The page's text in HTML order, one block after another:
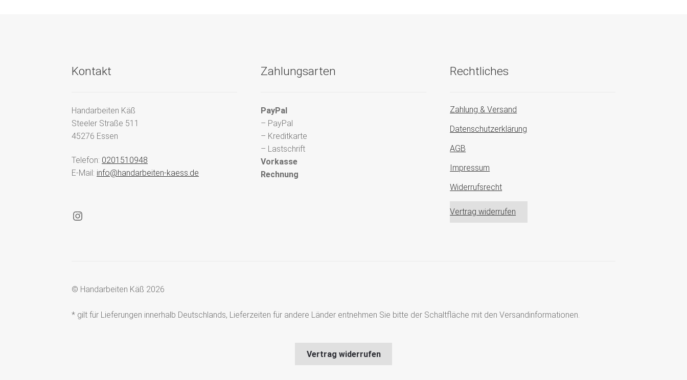
Kontakt
Handarbeiten Käß
Steeler Straße 511
45276 Essen
Telefon: 0201510948
E-Mail: info@handarbeiten-kaess.de
Instagram
Zahlungsarten
PayPal
– PayPal
– Kreditkarte
– Lastschrift
Vorkasse
Rechnung
Rechtliches
Zahlung & Versand
Datenschutzerklärung
AGB
Impressum
Widerrufsrecht
Vertrag widerrufen
© Handarbeiten Käß 2026
* gilt für Lieferungen innerhalb Deutschlands, Lieferzeiten für andere Länder entnehmen Sie bitte der Schaltfläche mit den Versandinformationen.
Vertrag widerrufen